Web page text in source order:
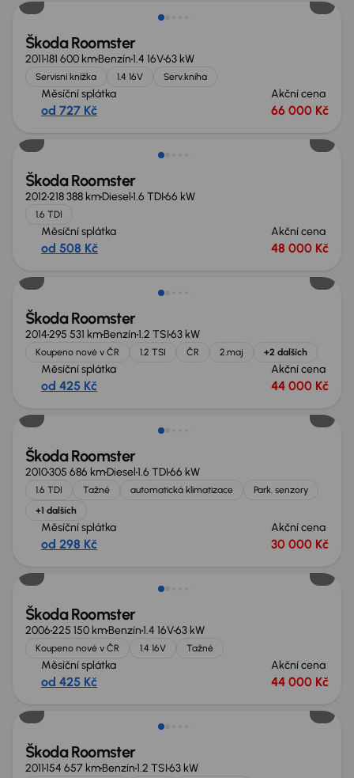
Škoda Roomster
2011181 600 kmBenzín1.4 16V63 kW
Servisní knížka 1.4 16V Serv.kniha
Měsíční splátka
od 727 Kč
Akční cena
66 000 Kč
Škoda Roomster
2012218 388 kmDiesel1.6 TDI66 kW
1.6 TDI
Měsíční splátka
od 508 Kč
Akční cena
48 000 Kč
Škoda Roomster
2014295 531 kmBenzín1.2 TSI63 kW
Koupeno nové v ČR 1.2 TSI ČR 2.maj +2 dalších
Měsíční splátka
od 425 Kč
Akční cena
44 000 Kč
Škoda Roomster
2010305 686 kmDiesel1.6 TDI66 kW
1.6 TDI Tažné automatická klimatizace
Park. senzory
+1 dalších
Měsíční splátka
od 298 Kč
Akční cena
30 000 Kč
Zlevněno o 10 000 Kč
Škoda Roomster
2006225 150 kmBenzín1.4 16V63 kW
Koupeno nové v ČR 1.4 16V Tažné
Měsíční splátka
od 425 Kč
Akční cena
44 000 Kč
Škoda Roomster
2011154 657 kmBenzín1.2 TSI63 kW